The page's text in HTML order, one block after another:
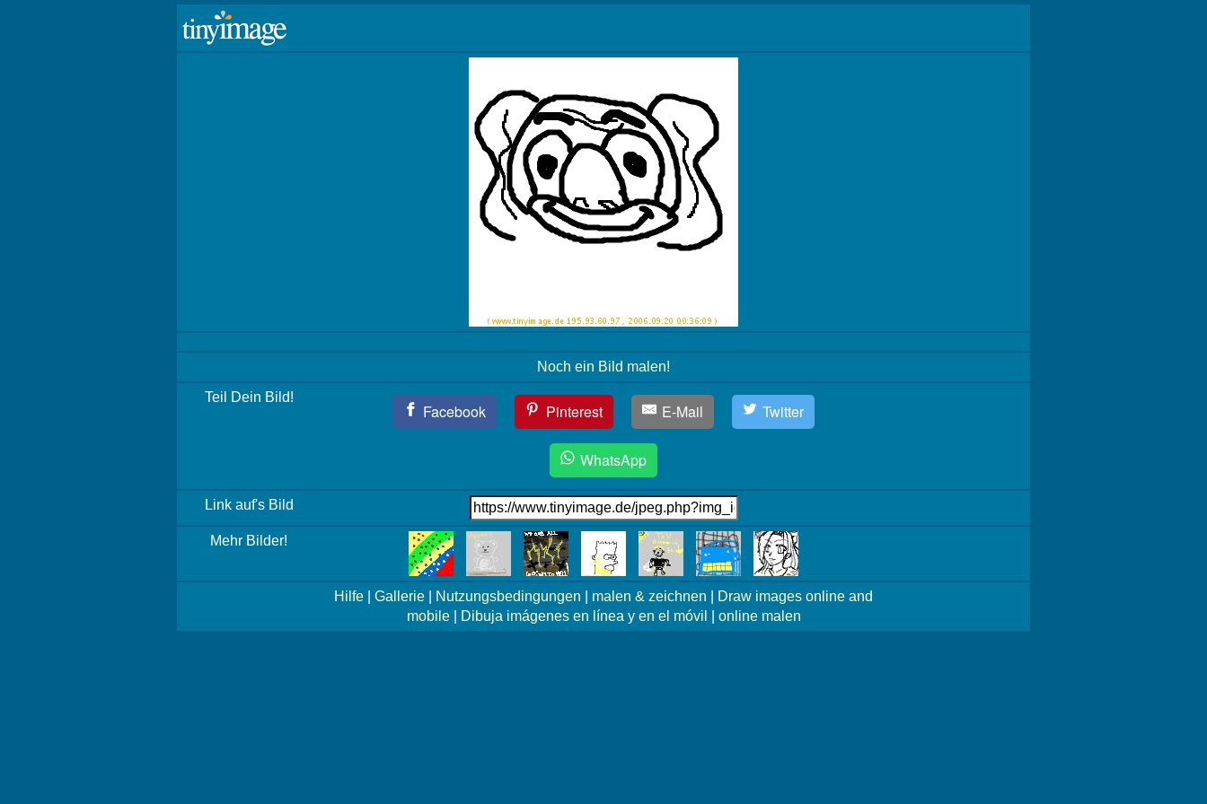
Noch ein Bild malen!
Teil Dein Bild!
Facebook Pinterest E-Mail Twitter
WhatsApp
Link auf's Bild
Mehr Bilder!
Hilfe Gallerie Nutzungsbedingungen malen & zeichnen
Draw images online and
mobile| Dibuja imágenes en línea y en el móvil online malen